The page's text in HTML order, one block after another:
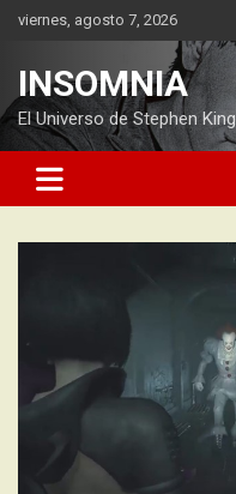
Saltarviernes, agosto 7, 2026
INSOMNIA
El Universo de Stephen King